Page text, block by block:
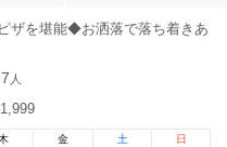
ザを堪能◆お洒落で落ち着きあ
人
金 土 日